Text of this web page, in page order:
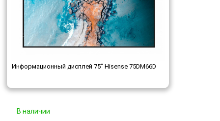
Информационный дисплей 75" Hisense 75DM66D
В наличии